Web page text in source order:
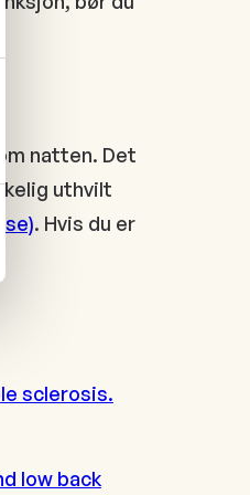
natten. Det
uthvilt
. Hvis du er
sclerosis.
low back